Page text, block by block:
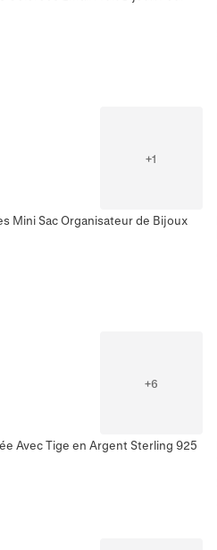
+1
Mini Sac Organisateur de Bijoux
+6
Avec Tige en Argent Sterling 925